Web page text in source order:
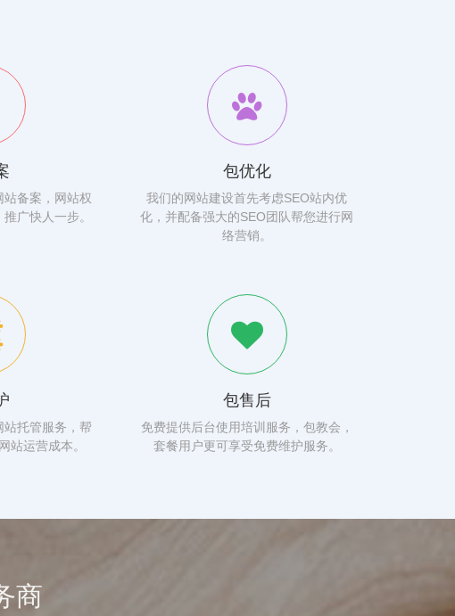
站备案，网站权
广快人一步。
包优化
我们的网站建设首先考虑SEO站内优
化，并配备强大的SEO团队帮您进行网
络营销。
站托管服务，帮
站运营成本。
包售后
免费提供后台使用培训服务，包教会，
套餐用户更可享受免费维护服务。
商